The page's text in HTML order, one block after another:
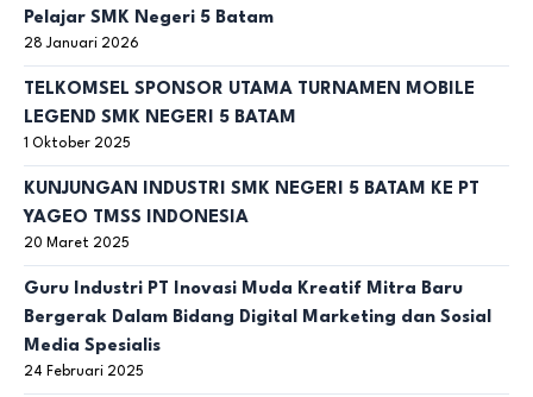
Pelajar SMK Negeri 5 Batam
28 Januari 2026
TELKOMSEL SPONSOR UTAMA TURNAMEN MOBILE
LEGEND SMK NEGERI 5 BATAM
1 Oktober 2025
KUNJUNGAN INDUSTRI SMK NEGERI 5 BATAM KE PT
YAGEO TMSS INDONESIA
20 Maret 2025
Guru Industri PT Inovasi Muda Kreatif Mitra Baru
Bergerak Dalam Bidang Digital Marketing dan Sosial
Media Spesialis
24 Februari 2025